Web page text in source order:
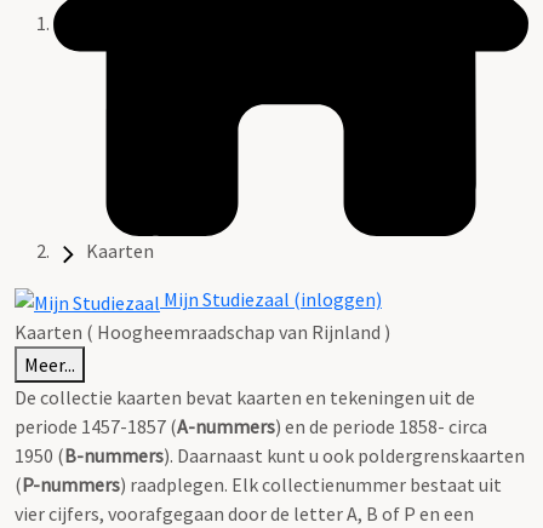
Kaarten
Mijn Studiezaal (inloggen)
Kaarten ( Hoogheemraadschap van Rijnland )
Meer...
De collectie kaarten bevat kaarten en tekeningen uit de
periode 1457-1857 (A-nummers) en de periode 1858- circa
1950 (B-nummers). Daarnaast kunt u ook poldergrenskaarten
(P-nummers) raadplegen. Elk collectienummer bestaat uit
vier cijfers, voorafgegaan door de letter A, B of P en een